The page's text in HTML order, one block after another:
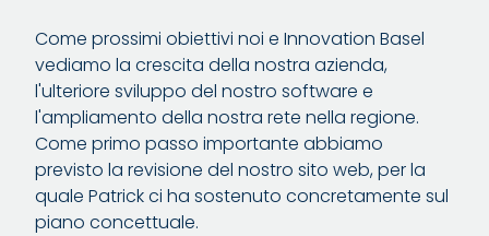
Come prossimi obiettivi noi e Innovation Basel
vediamo la crescita della nostra azienda,
l'ulteriore sviluppo del nostro software e
l'ampliamento della nostra rete nella regione.
Come primo passo importante abbiamo
previsto la revisione del nostro sito web, per la
quale Patrick ci ha sostenuto concretamente sul
piano concettuale.